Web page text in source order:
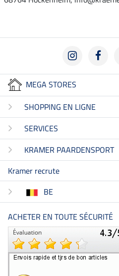
MEGA STORES
SHOPPING EN LIGNE
SERVICES
KRAMER PAARDENSPORT
Kramer recrute
BE
ACHETER EN TOUTE SÉCURITÉ